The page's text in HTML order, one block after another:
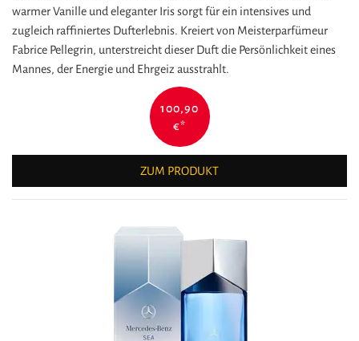
warmer Vanille und eleganter Iris sorgt für ein intensives und
zugleich raffiniertes Dufterlebnis. Kreiert von Meisterparfümeur
Fabrice Pellegrin, unterstreicht dieser Duft die Persönlichkeit eines
Mannes, der Energie und Ehrgeiz ausstrahlt.
100,90
€*
ZUM PRODUKT